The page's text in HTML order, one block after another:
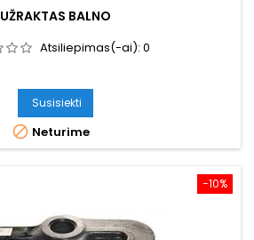
UŽRAKTAS BALNO
Atsiliepimas(-ai): 0
Susisiekti
 Neturime
−10%